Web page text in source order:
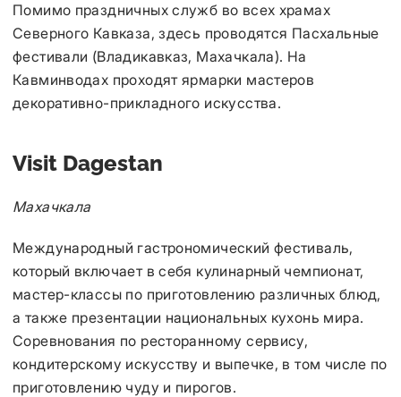
Помимо праздничных служб во всех храмах
Северного Кавказа, здесь проводятся Пасхальные
фестивали (Владикавказ, Махачкала). На
Кавминводах проходят ярмарки мастеров
декоративно-прикладного искусства.
Visit Dagestan
Махачкала
Международный гастрономический фестиваль,
который включает в себя кулинарный чемпионат,
мастер-классы по приготовлению различных блюд,
а также презентации национальных кухонь мира.
Соревнования по ресторанному сервису,
кондитерскому искусству и выпечке, в том числе по
приготовлению чуду и пирогов.